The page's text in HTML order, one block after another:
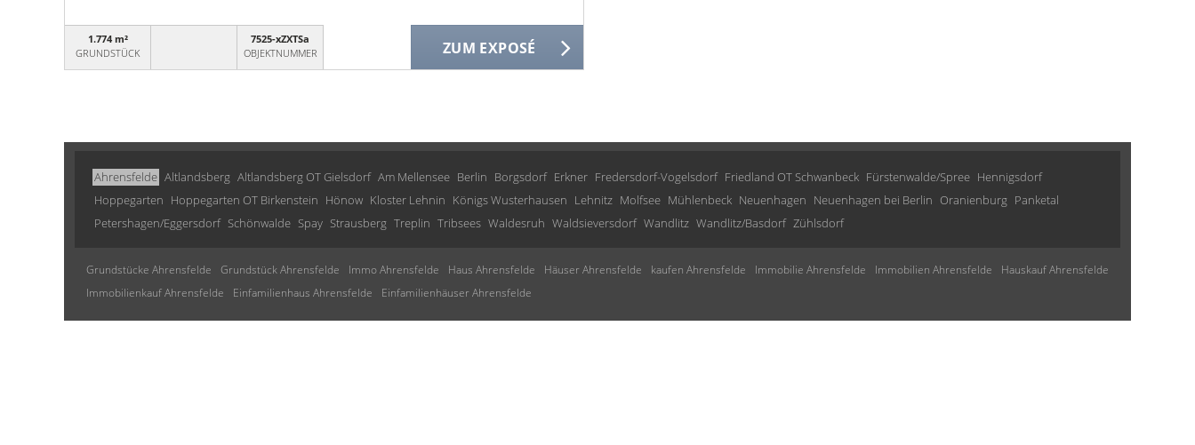
1.774 m²
GRUNDSTÜCK
7525-xZXTSa
OBJEKTNUMMER
ZUM EXPOSÉ
Ahrensfelde Altlandsberg Altlandsberg OT Gielsdorf Am Mellensee Berlin Borgsdorf Erkner Fredersdorf-Vogelsdorf Friedland OT Schwanbeck Fürstenwalde/Spree Hennigsdorf
Hoppegarten Hoppegarten OT Birkenstein Hönow Kloster Lehnin Königs Wusterhausen Lehnitz Molfsee Mühlenbeck Neuenhagen Neuenhagen bei Berlin Oranienburg Panketal
Petershagen/Eggersdorf Schönwalde Spay Strausberg Treplin Tribsees Waldesruh Waldsieversdorf Wandlitz Wandlitz/Basdorf Zühlsdorf
Grundstücke Ahrensfelde Grundstück Ahrensfelde Immo Ahrensfelde Haus Ahrensfelde Häuser Ahrensfelde kaufen Ahrensfelde Immobilie Ahrensfelde Immobilien Ahrensfelde
Hauskauf Ahrensfelde
Immobilienkauf Ahrensfelde
Einfamilienhaus Ahrensfelde Einfamilienhäuser Ahrensfelde